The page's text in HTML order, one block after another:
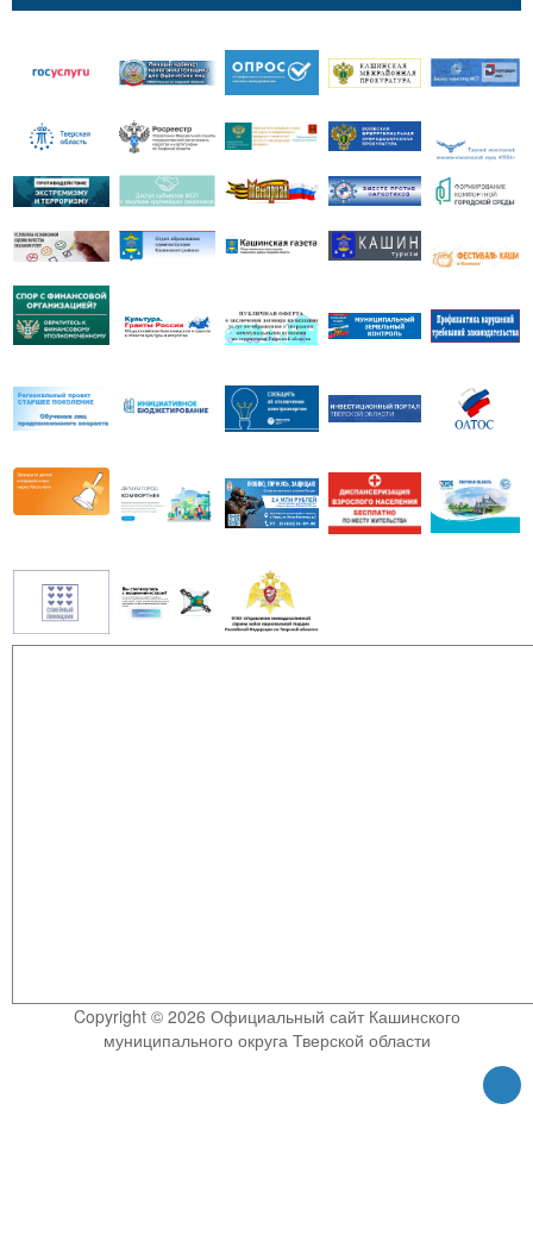
Copyright © 2026 Официальный сайт Кашинского
муниципального округа Тверской области